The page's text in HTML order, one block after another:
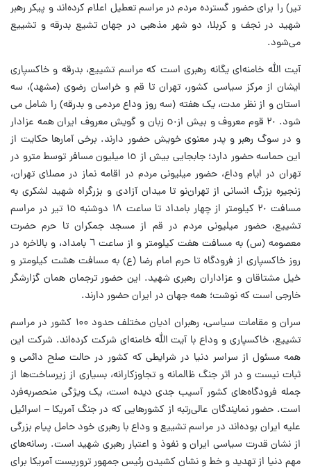
تیر) را برای حضور گسترده مردم در مراسم تعطیل اعلام کرده‌اند و پیکر رهبر
شهید در نجف و کربلا، دو شهر مذهبی در جهان تشیع بدرقه و تشییع
می‌شود.
آیت الله خامنه‌ای یگانه رهبری است که مراسم تشییع، بدرقه و خاکسپاری
ایشان از مرکز سیاسی کشور، تهران تا قم و خراسان رضوی (مشهد)، سه
استان و از نظر مدت، یک هفته (سه روز وداع مردمی و بدرقه) را شامل می
شود. ٢٠ قوم معروف و بیش از٥٠ زبان و گویش معروف ایران همه عزادار
و در سوگ رهبر و پدر معنوی خویش حضور دارند. برخی آمارها حکایت از
این حماسه حضور دارد؛ جابجایی بیش از ١٥ میلیون مسافر توسط مترو در
تهران در ایام وداع، حضور میلیونی مردم در اقامه نماز در مصلای تهران،
زنجیره بزرگ انسانی از تهران‌نو تا میدان آزادی و بزرگراه شهید لشکری به
مسافت ٢٠ کیلومتر از چهار بامداد تا ساعت ١٨ دوشنبه ١٥ تیر در مراسم
تشییع، حضور میلیونی مردم در قم از مسجد جمکران تا حرم حضرت
معصومه (س) به مسافت هفت کیلومتر و از ساعت ٦ بامداد، و بالاخره در
روز خاکسپاری از فرودگاه تا حرم امام رضا (ع) به مسافت هشت کیلومتر و
خیل مشتاقان و عزاداران رهبری شهید. این حضور ترجمان همان گزارشگر
خارجی است که نوشت؛ همه جهان در ایران حضور دارند.
سران و مقامات سیاسی، رهبران ادیان مختلف حدود ۱۰۰ کشور در مراسم
تشییع، خاکسپاری و وداع با آیت الله خامنه‌ای شرکت کرده‌اند. شرکت این
همه مسئول از سراسر دنیا در شرایطی که کشور در حالت صلح دائمی و
ثبات نیست و در اثر جنگ ظالمانه و تجاوزکارانه، بسیاری از زیرساخت‌ها از
جمله فرودگاه‌های کشور آسیب جدی دیده است، یک ویژگی منحصربه‌فرد
است. حضور نمایندگان عالی‌رتبه از کشورهایی که در جنگ آمریکا – اسرائیل
علیه ایران بوده‌اند در مراسم تشییع و وداع با رهبری خود حامل پیام بزرگی
از نشان قدرت سیاسی ایران و نفوذ و اعتبار رهبری شهید است. رسانه‌های
مهم دنیا از تهدید و خط و نشان کشیدن رئیس جمهور تروریست آمریکا برای